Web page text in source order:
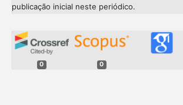
publicação inicial neste periódico.
0 0